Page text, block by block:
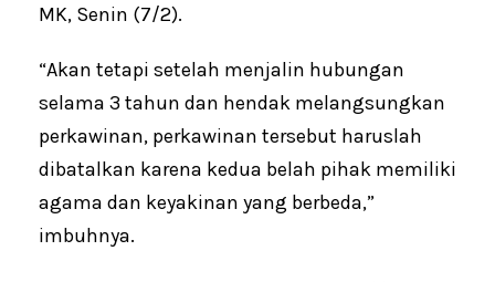
MK, Senin (7/2).
“Akan tetapi setelah menjalin hubungan
selama 3 tahun dan hendak melangsungkan
perkawinan, perkawinan tersebut haruslah
dibatalkan karena kedua belah pihak memiliki
agama dan keyakinan yang berbeda,”
imbuhnya.